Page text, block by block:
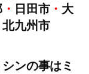
・ 日田市・ 大
北九州市
ンの事はミ